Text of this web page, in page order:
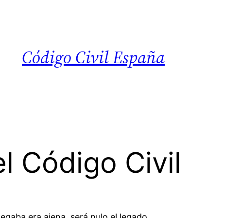
Código Civil España
Código Civil